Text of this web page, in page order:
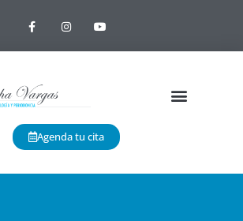
Agenda tu cita